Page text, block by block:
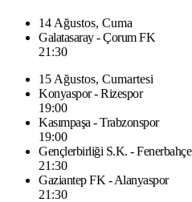
14 Ağustos, Cuma
Galatasaray - Çorum FK
21:30
15 Ağustos, Cumartesi
Konyaspor - Rizespor
19:00
Kasımpaşa - Trabzonspor
19:00
Gençlerbirliği S.K. - Fenerbahçe
21:30
Gaziantep FK - Alanyaspor
21:30